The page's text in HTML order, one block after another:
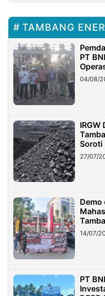
TAMBANG
PT
04/08/
Soroti
27/07/
Demo
14/07/
PT